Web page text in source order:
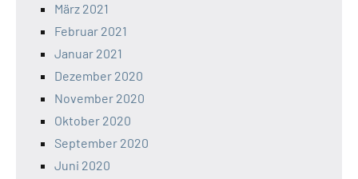
März 2021
Februar 2021
Januar 2021
Dezember 2020
November 2020
Oktober 2020
September 2020
Juni 2020